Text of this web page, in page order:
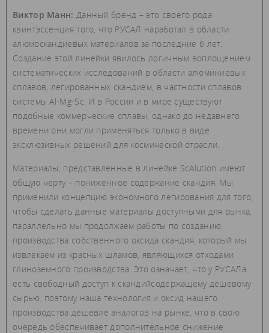
Виктор Манн: Данный бренд – это своего рода
квинтэссенция того, что РУСАЛ наработал в области
алюмоскандиевых материалов за последние 6 лет.
Создание этой линейки явилось логичным воплощением
систематических исследований в области алюминиевых
сплавов, легированных скандием, в частности сплавов
системы Al-Mg-Sc. И в России и в мире существуют
подобные коммерческие сплавы, однако до недавнего
времени они могли применяться только в виде
эксклюзивных решений для космической отрасли.
Материалы, представленные в линейке ScAlution имеют
общую черту – пониженное содержание скандия. Мы
применили концепцию экономного легирования для того,
чтобы сделать данные материалы доступными для рынка,
параллельно мы продолжаем работы по созданию
производства собственного оксида скандия, который мы
извлекаем из красных шламов, являющихся отходами
глиноземного производства. Это означает, что у РУСАЛа
есть свободный доступ к скандийсодержащему дешевому
сырью, поэтому наша технология и оксид нашего
производства дешевле аналогов на рынке, что в свою
очередь обеспечивает дополнительное снижение